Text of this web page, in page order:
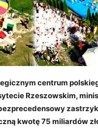
centrum
Rzeszowskim,
kwotę 75 miliardów